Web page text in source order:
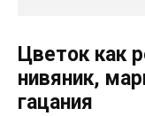
Цветок как
нивяник,
гацания